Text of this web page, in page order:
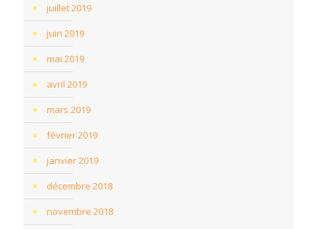
juillet 2019
juin 2019
mai 2019
avril 2019
mars 2019
février 2019
janvier 2019
décembre 2018
novembre 2018